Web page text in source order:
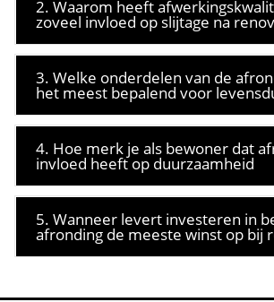
2. Waarom heeft
zoveel invloed op slijtage na
3. Welke onderdelen van de
het meest bepalend voor
4. Hoe merk je als bewoner dat
invloed heeft op duurzaamheid
5. Wanneer levert investeren in
afronding de meeste winst op bij